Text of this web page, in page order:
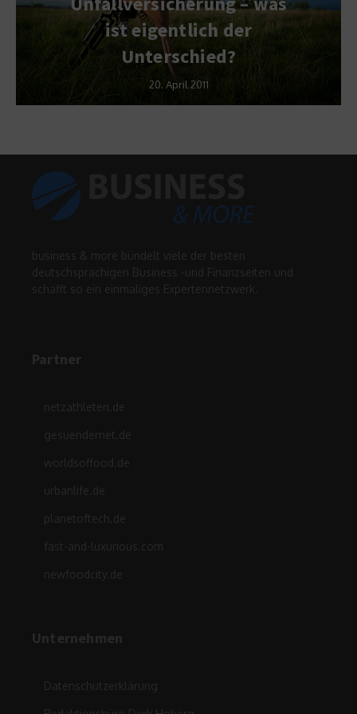
ist eigentlich der
Unterschied?
20. April 2011
business & more bündelt viele der besten
deutschsprachigen Business -und Finanzseiten und
schafft so ein einmaliges Expertennetzwerk.
Partner
netzathleten.de
gesuendernet.de
worldsoffood.de
urbanlife.de
planetoftech.de
fast-and-luxurious.com
newfoodcity.de
Unternehmen
Datenschutzerklärung